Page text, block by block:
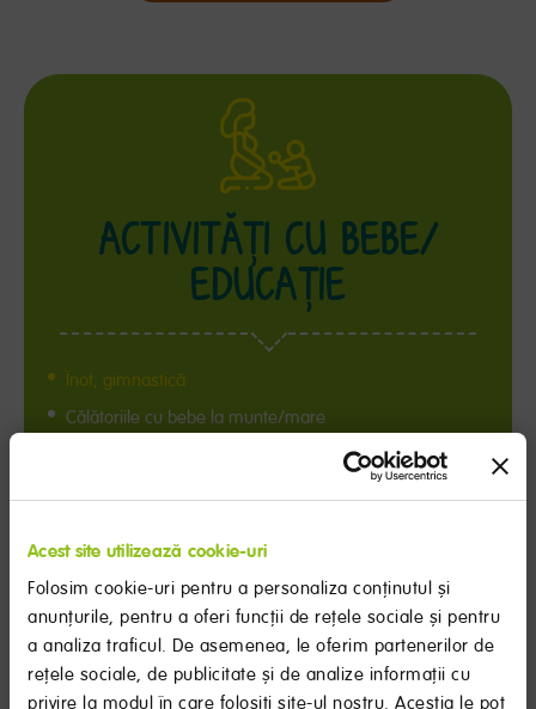
Acest site utilizează cookie-uri
Folosim cookie-uri pentru a personaliza conținutul și
anunțurile, pentru a oferi funcții de rețele sociale și pentru
a analiza traficul. De asemenea, le oferim partenerilor de
rețele sociale, de publicitate și de analize informații cu
privire la modul în care folosiți site-ul nostru. Aceștia le pot
ACTIVITĂŢI CU BEBE/
EDUCAŢIE
Înot, gimnastică
Călătoriile cu bebe la munte/mare
Evenimente pentru bebe (baby expo, cinema baby,
Cum alegem scaunul auto
11 întrebări | 1 răspunsuri